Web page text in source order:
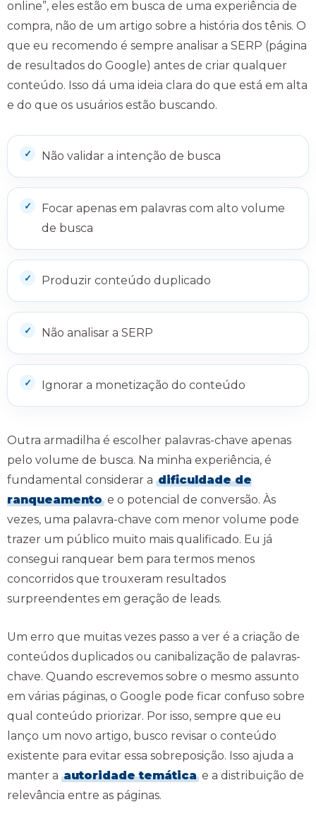
online”, eles estão em busca de uma experiência de
compra, não de um artigo sobre a história dos tênis. O
que eu recomendo é sempre analisar a SERP (página
de resultados do Google) antes de criar qualquer
conteúdo. Isso dá uma ideia clara do que está em alta
e do que os usuários estão buscando.
Não validar a intenção de busca
Focar apenas em palavras com alto volume
de busca
Produzir conteúdo duplicado
Não analisar a SERP
Ignorar a monetização do conteúdo
Outra armadilha é escolher palavras-chave apenas
pelo volume de busca. Na minha experiência, é
fundamental considerar a dificuldade de
ranqueamento e o potencial de conversão. Às
vezes, uma palavra-chave com menor volume pode
trazer um público muito mais qualificado. Eu já
consegui ranquear bem para termos menos
concorridos que trouxeram resultados
surpreendentes em geração de leads.
Um erro que muitas vezes passo a ver é a criação de
conteúdos duplicados ou canibalização de palavras-
chave. Quando escrevemos sobre o mesmo assunto
em várias páginas, o Google pode ficar confuso sobre
qual conteúdo priorizar. Por isso, sempre que eu
lanço um novo artigo, busco revisar o conteúdo
existente para evitar essa sobreposição. Isso ajuda a
manter a autoridade temática e a distribuição de
relevância entre as páginas.